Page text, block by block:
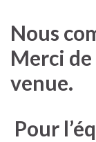
Nous
Merci
venue.
Pour